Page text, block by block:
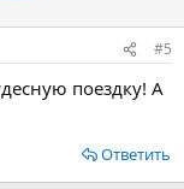
#5
поездку! А
Ответить